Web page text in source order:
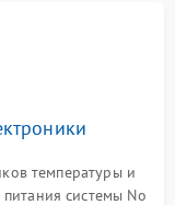
температуры и
системы No